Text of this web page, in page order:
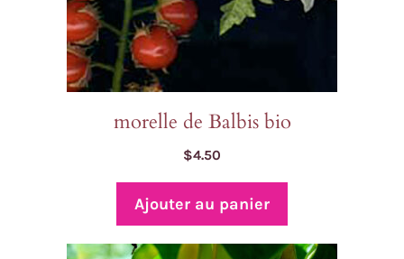
morelle de Balbis bio
$4.50
Ajouter au panier